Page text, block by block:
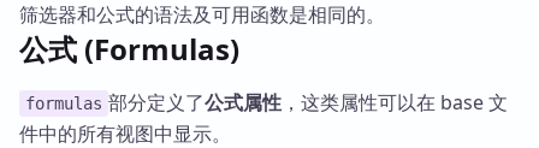
筛选器和公式的语法及可用函数是相同的。
公式 (Formulas)
formulas 部分定义了公式属性，这类属性可以在 base 文
件中的所有视图中显示。